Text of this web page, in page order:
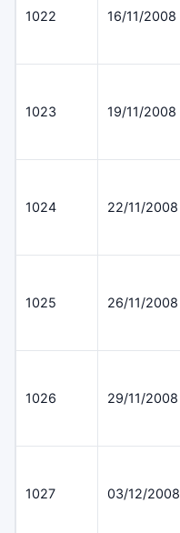
1022 16/11/2008
1023 19/11/2008
1024 22/11/2008
1025 26/11/2008
1026 29/11/2008
1027 03/12/2008